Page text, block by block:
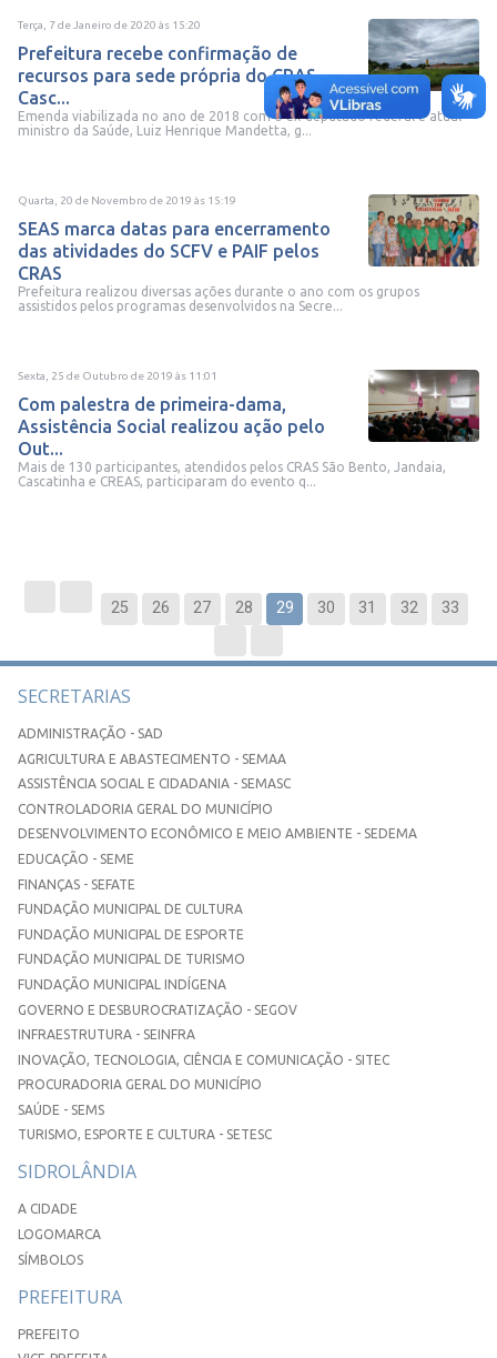
Terça, 7 de Janeiro de 2020 às 15:20
Prefeitura recebe confirmação de
recursos para sede própria do CRAS
Casc...
Emenda viabilizada no ano de 2018 com o ex-deputado federal e atual
ministro da Saúde, Luiz Henrique Mandetta, g...
Quarta, 20 de Novembro de 2019 às 15:19
SEAS marca datas para encerramento
das atividades do SCFV e PAIF pelos
CRAS
Prefeitura realizou diversas ações durante o ano com os grupos
assistidos pelos programas desenvolvidos na Secre...
Sexta, 25 de Outubro de 2019 às 11:01
Com palestra de primeira-dama,
Assistência Social realizou ação pelo
Out...
Mais de 130 participantes, atendidos pelos CRAS São Bento, Jandaia,
Cascatinha e CREAS, participaram do evento q...
25 26 27 28 29 30 31 32 33
SECRETARIAS
ADMINISTRAÇÃO - SAD
AGRICULTURA E ABASTECIMENTO - SEMAA
ASSISTÊNCIA SOCIAL E CIDADANIA - SEMASC
CONTROLADORIA GERAL DO MUNICÍPIO
DESENVOLVIMENTO ECONÔMICO E MEIO AMBIENTE - SEDEMA
EDUCAÇÃO - SEME
FINANÇAS - SEFATE
FUNDAÇÃO MUNICIPAL DE CULTURA
FUNDAÇÃO MUNICIPAL DE ESPORTE
FUNDAÇÃO MUNICIPAL DE TURISMO
FUNDAÇÃO MUNICIPAL INDÍGENA
GOVERNO E DESBUROCRATIZAÇÃO - SEGOV
INFRAESTRUTURA - SEINFRA
INOVAÇÃO, TECNOLOGIA, CIÊNCIA E COMUNICAÇÃO - SITEC
PROCURADORIA GERAL DO MUNICÍPIO
SAÚDE - SEMS
TURISMO, ESPORTE E CULTURA - SETESC
SIDROLÂNDIA
A CIDADE
LOGOMARCA
SÍMBOLOS
PREFEITURA
PREFEITO